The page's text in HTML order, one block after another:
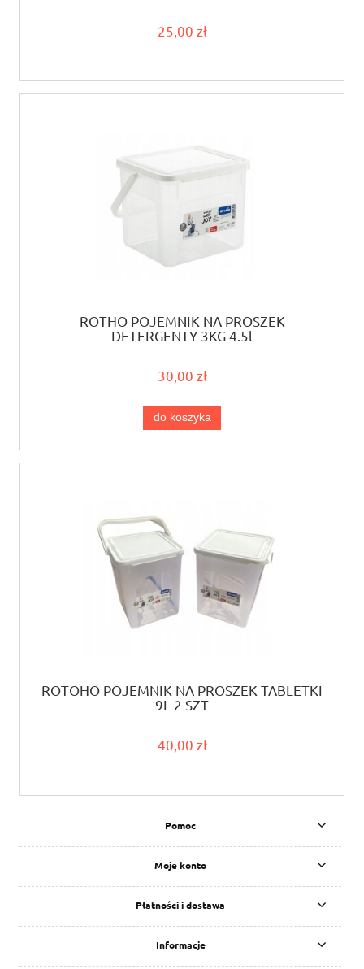
25,00 zł
ROTHO POJEMNIK NA PROSZEK
DETERGENTY 3KG 4.5l
30,00 zł
do koszyka
ROTOHO POJEMNIK NA PROSZEK TABLETKI
9L 2 SZT
40,00 zł
Pomoc
Moje konto
Płatności i dostawa
Informacje